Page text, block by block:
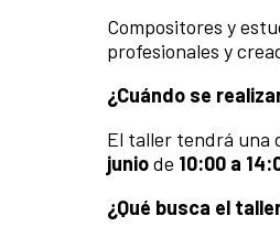
Compositores y
profesionales y
¿Cuándo se
El taller tendrá una
juniode 10:00 a
¿Qué busca el